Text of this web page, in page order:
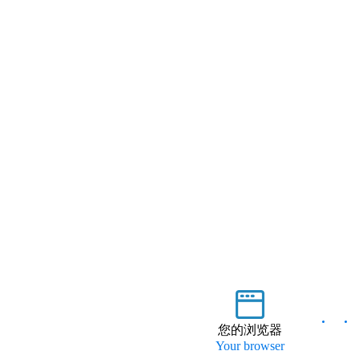
您的浏览器
Your browser